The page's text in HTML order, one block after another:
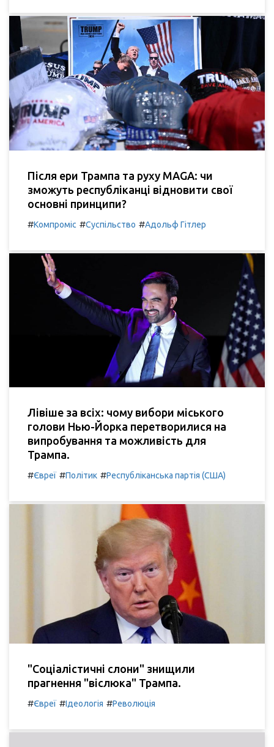
Після ери Трампа та руху MAGA: чи
зможуть республіканці відновити свої
основні принципи?
#Компроміс #Суспільство #Адольф Гітлер
Лівіше за всіх: чому вибори міського
голови Нью-Йорка перетворилися на
випробування та можливість для
Трампа.
#Євреї #Політик #Республіканська партія (США)
"Соціалістичні слони" знищили
прагнення "віслюка" Трампа.
#Євреї #Ідеологія #Революція